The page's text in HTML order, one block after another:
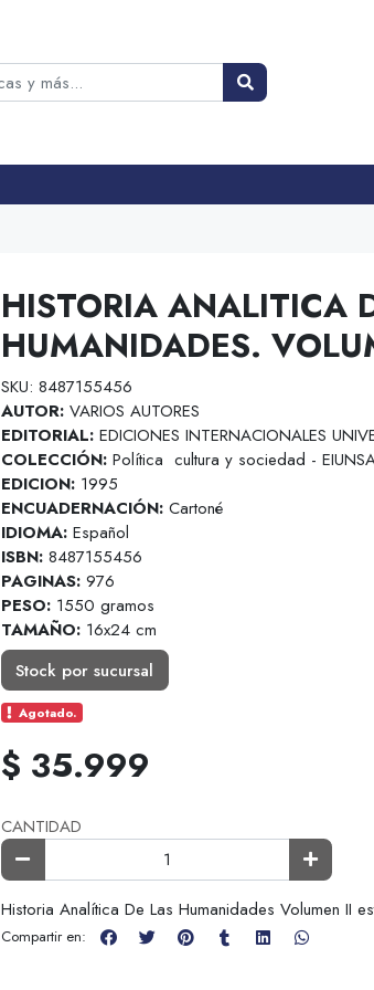
HISTORIA ANALITICA
HUMANIDADES.
SKU: 8487155456
AUTOR: VARIOS AUTORES
EDITORIAL: EDICIONES INTERNACIONALES
COLECCIÓN: Política cultura y sociedad -
EDICION: 1995
ENCUADERNACIÓN: Cartoné
IDIOMA: Español
ISBN: 8487155456
PAGINAS: 976
PESO: 1550 gramos
TAMAÑO: 16x24 cm
Stock por sucursal
Agotado.
$ 35.999
CANTIDAD
Historia Analítica De Las Humanidades Volumen II
Compartir en: